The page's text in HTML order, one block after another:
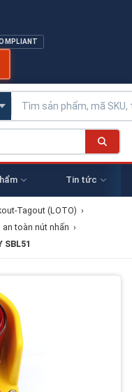
Tin tức
Tagout (LOTO) ›
an toàn nút nhấn ›
SBL51